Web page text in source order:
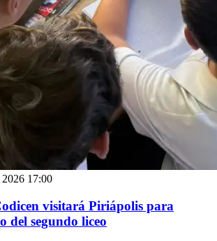
17:00
visitará Piriápolis para
del segundo liceo